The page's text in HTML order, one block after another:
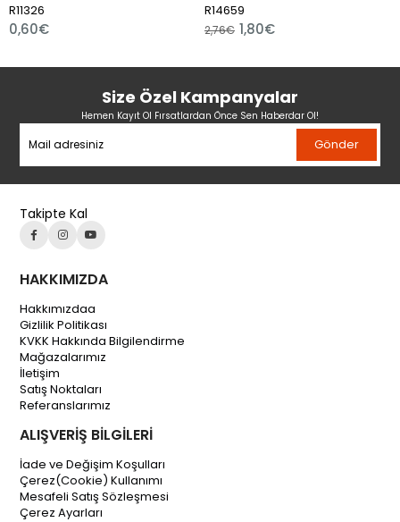
R14659
1,80€
Size Özel Kampanyalar
Hemen Kayıt Ol Fırsatlardan Önce Sen Haberdar Ol!
Gönder
Takipte Kal
HAKKIMIZDA
Hakkımızdaa
Gizlilik Politikası
KVKK Hakkında Bilgilendirme
Mağazalarımız
İletişim
Satış Noktaları
Referanslarımız
ALIŞVERİŞ BİLGİLERİ
İade ve Değişim Koşulları
Çerez(Cookie) Kullanımı
Mesafeli Satış Sözleşmesi
Çerez Ayarları